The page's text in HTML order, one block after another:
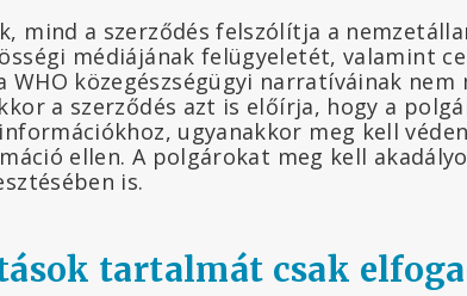
mind a szerződés felszólítja a
médiájának felügyeletét, valamint
WHO közegészségügyi narratíváinak
a szerződés azt is előírja, hogy a
ugyanakkor meg kell
ellen. A polgárokat meg kell
is.
tartalmát csak